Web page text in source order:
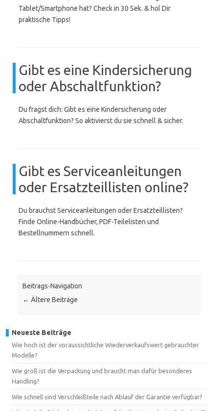
Tablet/Smartphone hat? Check in 30 Sek. & hol Dir
praktische Tipps!
Gibt es eine Kindersicherung
oder Abschaltfunktion?
Du fragst dich: Gibt es eine Kindersicherung oder
Abschaltfunktion? So aktivierst du sie schnell & sicher.
Gibt es Serviceanleitungen
oder Ersatzteillisten online?
Du brauchst Serviceanleitungen oder Ersatzteillisten?
Finde Online-Handbücher, PDF-Teilelisten und
Bestellnummern schnell.
Beitrags-Navigation
← Ältere Beiträge
Neueste Beiträge
Wie hoch ist der voraussichtliche Wiederverkaufswert gebrauchter
Modelle?
Wie groß ist die Verpackung und braucht man dafür besonderes
Handling?
Wie schnell sind Verschleißteile nach Ablauf der Garantie verfügbar?